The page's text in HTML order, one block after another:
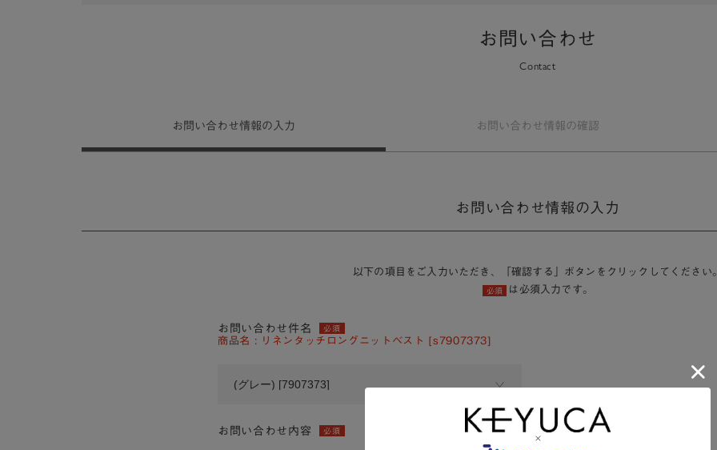
お問い合わせ
Contact
お問い合わせ情報の入力 お問い合わせ 情報の確認
お問い合わせ情報の入力
以下の項目をご入力いただき、「確認する」ボタンをクリックしてください
必須 は必須入力です。
お問い合わせ件名 必須
商品名 : リネンタッチロングニットベスト [s7907373]
お問い合わせ内容 必須